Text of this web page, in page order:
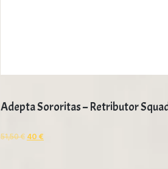
Adepta Sororitas – Retributor
51,50€ 40 €